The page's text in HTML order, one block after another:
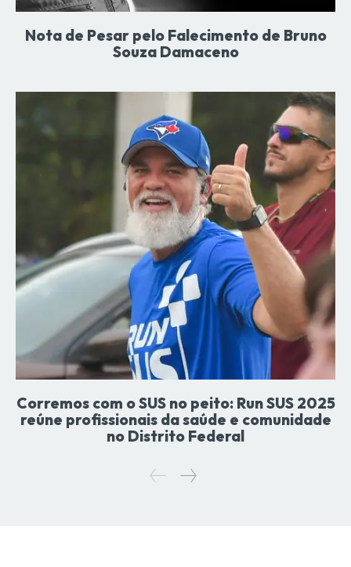
Nota de Pesar pelo Falecimento de Bruno
Souza Damaceno
Corremos com o SUS no peito: Run SUS 2025
reúne profissionais da saúde e comunidade
no Distrito Federal